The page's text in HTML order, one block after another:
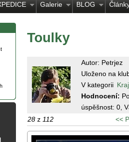
Galerie BLOG
Toulky
Autor: Petrjez
Uloženo na
V kategorii
Hodnocení:
úspěšnost: 0 ,
28 z 112 <<